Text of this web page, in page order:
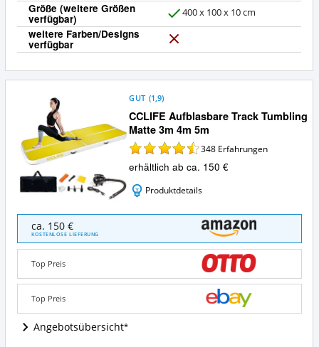
Größe (weitere Größen
verfügbar)
a
400 x 100 x 10 cm
weitere Farben/Designs
verfügbar
N
i
CCLIFE Aufblasbare Track Tumbling
Matte 3m 4m 5m
GUT (1,9)
348 Erfahrungen
erhältlich ab ca. 150 €
Produktdetails
CCLIFE
Aufblasbare
Track
Tumbling
Matte
3m
5m
Angebote:
Wo
ca. 150 €
KOSTENLOSE LIEFERUNG
Top Preis
Top Preis
Angebotsübersicht